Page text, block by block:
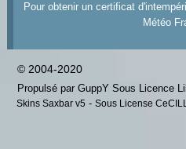
Pour obtenir un certificat
Météo
© 2004-2020
Propulsé par GuppY Sous Licence
Skins Saxbar v5 - Sous License CeCILL